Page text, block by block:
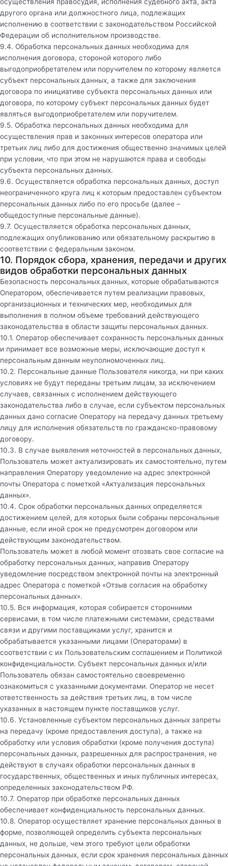
другого органа или должностного лица, подлежащих
исполнению в соответствии с законодательством Российской
Федерации об исполнительном производстве.
9.4. Обработка персональных данных необходима для
исполнения договора, стороной которого либо
выгодоприобретателем или поручителем по которому является
субъект персональных данных, а также для заключения
договора по инициативе субъекта персональных данных или
договора, по которому субъект персональных данных будет
являться выгодоприобретателем или поручителем.
9.5. Обработка персональных данных необходима для
осуществления прав и законных интересов оператора или
третьих лиц либо для достижения общественно значимых целей
при условии, что при этом не нарушаются права и свободы
субъекта персональных данных.
9.6. Осуществляется обработка персональных данных, доступ
неограниченного круга лиц к которым предоставлен субъектом
персональных данных либо по его просьбе (далее –
общедоступные персональные данные).
9.7. Осуществляется обработка персональных данных,
подлежащих опубликованию или обязательному раскрытию в
соответствии с федеральным законом.
10. Порядок сбора, хранения, передачи и других
видов обработки персональных данных
Безопасность персональных данных, которые обрабатываются
Оператором, обеспечивается путем реализации правовых,
организационных и технических мер, необходимых для
выполнения в полном объеме требований действующего
законодательства в области защиты персональных данных.
10.1. Оператор обеспечивает сохранность персональных данных
и принимает все возможные меры, исключающие доступ к
персональным данным неуполномоченных лиц.
10.2. Персональные данные Пользователя никогда, ни при каких
условиях не будут переданы третьим лицам, за исключением
случаев, связанных с исполнением действующего
законодательства либо в случае, если субъектом персональных
данных дано согласие Оператору на передачу данных третьему
лицу для исполнения обязательств по гражданско-правовому
договору.
10.3. В случае выявления неточностей в персональных данных,
Пользователь может актуализировать их самостоятельно, путем
направления Оператору уведомление на адрес электронной
почты Оператора с пометкой «Актуализация персональных
данных».
10.4. Срок обработки персональных данных определяется
достижением целей, для которых были собраны персональные
данные, если иной срок не предусмотрен договором или
действующим законодательством.
Пользователь может в любой момент отозвать свое согласие на
обработку персональных данных, направив Оператору
уведомление посредством электронной почты на электронный
адрес Оператора с пометкой «Отзыв согласия на обработку
персональных данных».
10.5. Вся информация, которая собирается сторонними
сервисами, в том числе платежными системами, средствами
связи и другими поставщиками услуг, хранится и
обрабатывается указанными лицами (Операторами) в
соответствии с их Пользовательским соглашением и Политикой
конфиденциальности. Субъект персональных данных и/или
Пользователь обязан самостоятельно своевременно
ознакомиться с указанными документами. Оператор не несет
ответственность за действия третьих лиц, в том числе
указанных в настоящем пункте поставщиков услуг.
10.6. Установленные субъектом персональных данных запреты
на передачу (кроме предоставления доступа), а также на
обработку или условия обработки (кроме получения доступа)
персональных данных, разрешенных для распространения, не
действуют в случаях обработки персональных данных в
государственных, общественных и иных публичных интересах,
определенных законодательством РФ.
10.7. Оператор при обработке персональных данных
обеспечивает конфиденциальность персональных данных.
10.8. Оператор осуществляет хранение персональных данных в
форме, позволяющей определить субъекта персональных
данных, не дольше, чем этого требуют цели обработки
персональных данных, если срок хранения персональных данных